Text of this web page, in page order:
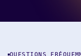
QUESTIONS